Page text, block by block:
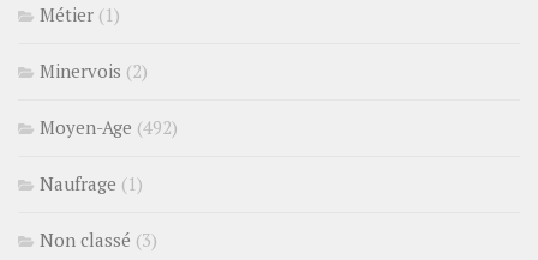
Métier (1)
Minervois (2)
Moyen-Age (492)
Naufrage (1)
Non classé (3)